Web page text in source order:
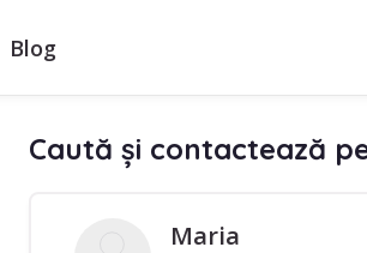
Blog
Caută și contactează
Maria